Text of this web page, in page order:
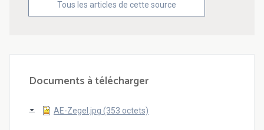
Tous les articles de cette source
Documents à télécharger
AE-Zegel.jpg (353 octets)